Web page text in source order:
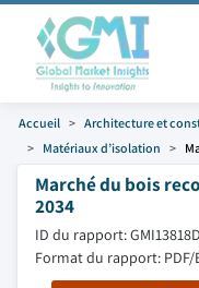
Accueil Architecture et
Matériaux d’isolation
Marché du bois
2034
ID du rapport: GMI13818
Format du rapport: